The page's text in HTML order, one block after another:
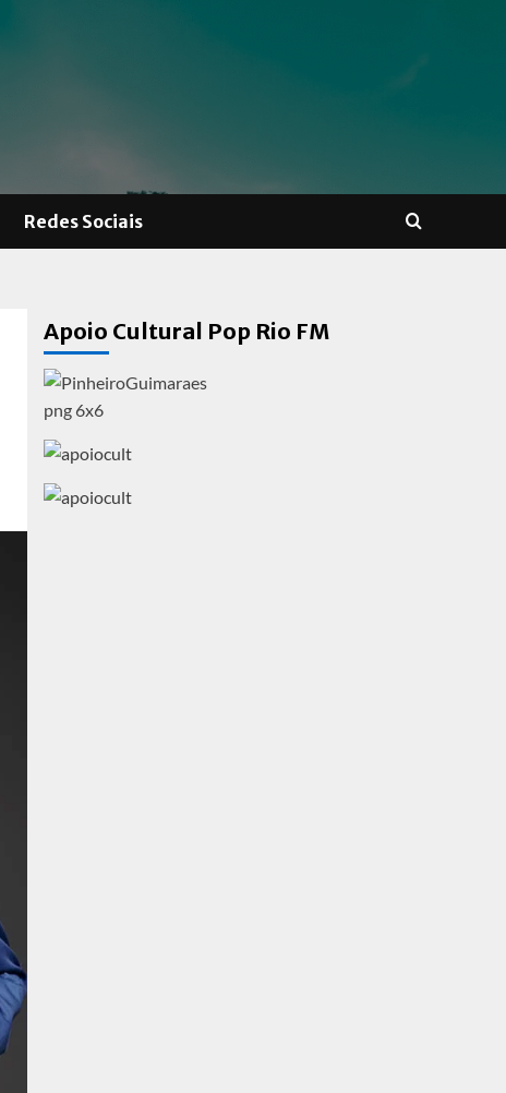
Redes Sociais
Apoio Cultural Pop Rio FM